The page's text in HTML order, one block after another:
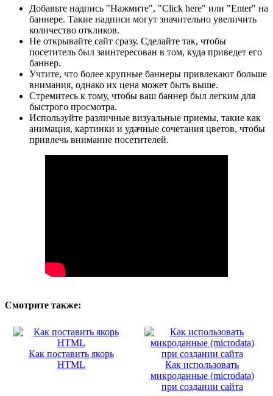
Добавьте надпись "Нажмите", "Click here" или "Enter" на
баннере. Такие надписи могут значительно увеличить
количество откликов.
Не открывайте сайт сразу. Сделайте так, чтобы
посетитель был заинтересован в том, куда приведет его
баннер.
Учтите, что более крупные баннеры привлекают больше
внимания, однако их цена может быть выше.
Стремитесь к тому, чтобы ваш баннер был легким для
быстрого просмотра.
Используйте различные визуальные приемы, такие как
анимация, картинки и удачные сочетания цветов, чтобы
привлечь внимание посетителей.
Смотрите также:
Как поставить якорь
HTML
Как использовать
микроданные (microdata)
при создании сайта